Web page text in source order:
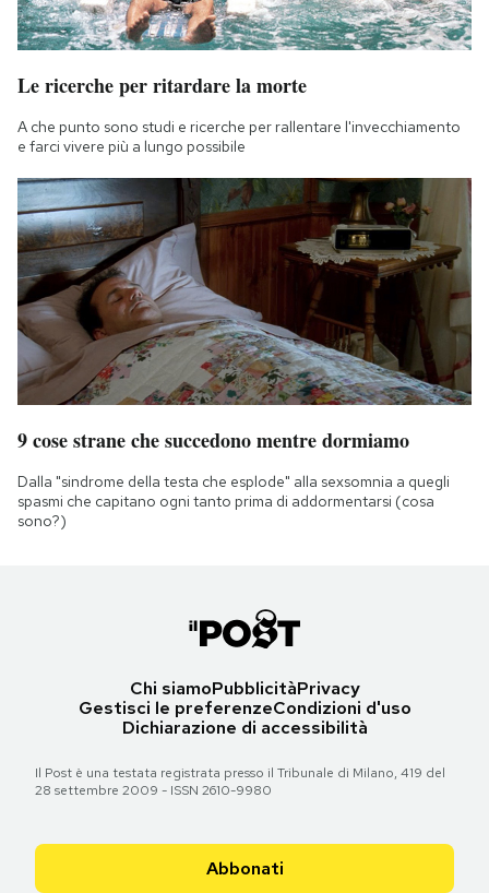
Le ricerche per ritardare la morte
A che punto sono studi e ricerche per rallentare l'invecchiamento
e farci vivere più a lungo possibile
9 cose strane che succedono mentre dormiamo
Dalla "sindrome della testa che esplode" alla sexsomnia a quegli
spasmi che capitano ogni tanto prima di addormentarsi (cosa
sono?)
Chi siamoPubblicitàPrivacy
Gestisci le preferenzeCondizioni d'uso
Dichiarazione di accessibilità
Il Post è una testata registrata presso il Tribunale di Milano, 419 del
28 settembre 2009 - ISSN 2610-9980
Abbonati